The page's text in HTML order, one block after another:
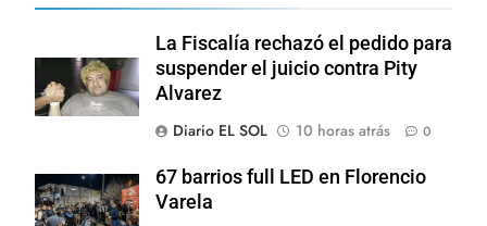
La Fiscalía rechazó el pedido para
suspender el juicio contra Pity
Alvarez
Diario EL SOL
10 horas atrás 0
67 barrios full LED en Florencio
Varela